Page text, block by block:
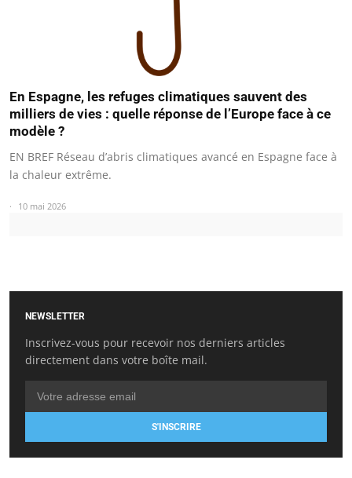
En Espagne, les refuges climatiques sauvent des
milliers de vies : quelle réponse de l’Europe face à ce
modèle ?
EN BREF Réseau d’abris climatiques avancé en Espagne face à
la chaleur extrême.
10 mai 2026
NEWSLETTER
Inscrivez-vous pour recevoir nos derniers articles
directement dans votre boîte mail.
S'INSCRIRE